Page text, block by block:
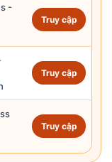
-
Truy cập
Truy cập
Truy cập